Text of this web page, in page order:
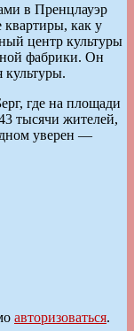
в Пренцлауэр
квартиры, как у
центр культуры
фабрики. Он
культуры.
где на площади
тысячи жителей,
уверен —
авторизоваться.